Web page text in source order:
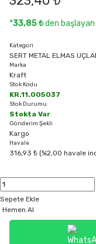
*33,85 ₺den
Kategori
SERT METAL ELMAS
Marka
Kraft
Stok Kodu
KR.11.005037
Stok Durumu
Stokta Var
Gönderim Şekli
Kargo
Havale
316,93 ₺ (%2,00 havale
Sepete Ekle
Hemen Al